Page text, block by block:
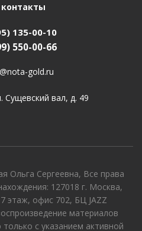
135-00-10
550-00-66
gold.ru
Сущевский вал, д. 49
Ольга Сергеевна, Все права
127018 г. Москва,
этаж, офис 702, БЦ JAZZ
материалов
с указанием активной